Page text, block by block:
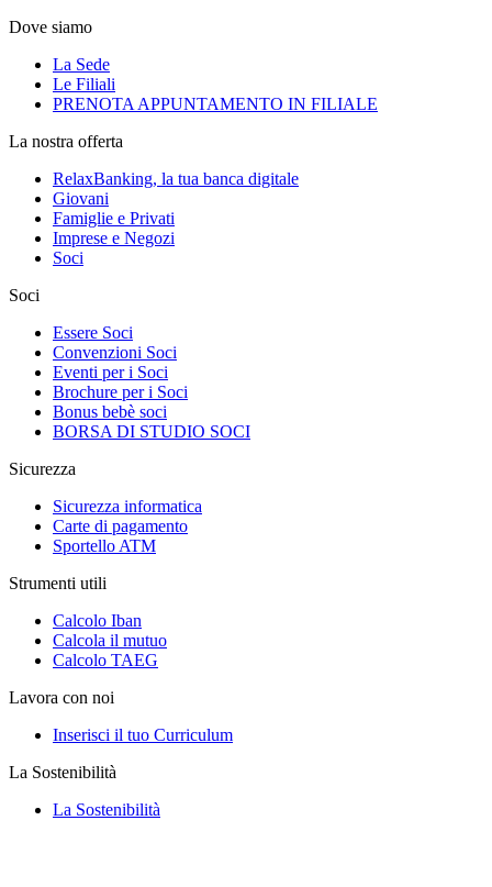
Dove siamo
La Sede
Le Filiali
PRENOTA APPUNTAMENTO IN FILIALE
La nostra offerta
RelaxBanking, la tua banca digitale
Giovani
Famiglie e Privati
Imprese e Negozi
Soci
Soci
Essere Soci
Convenzioni Soci
Eventi per i Soci
Brochure per i Soci
Bonus bebè soci
BORSA DI STUDIO SOCI
Sicurezza
Sicurezza informatica
Carte di pagamento
Sportello ATM
Strumenti utili
Calcolo Iban
Calcola il mutuo
Calcolo TAEG
Lavora con noi
Inserisci il tuo Curriculum
La Sostenibilità
La Sostenibilità